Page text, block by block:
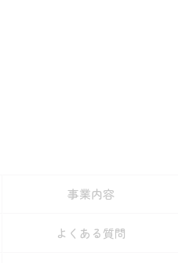
事業内容
よくある質問